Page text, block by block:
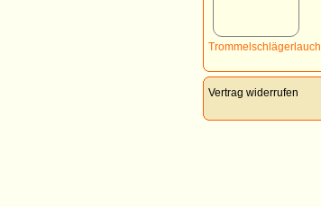
Trommelschlägerlauch
Vertrag widerrufen